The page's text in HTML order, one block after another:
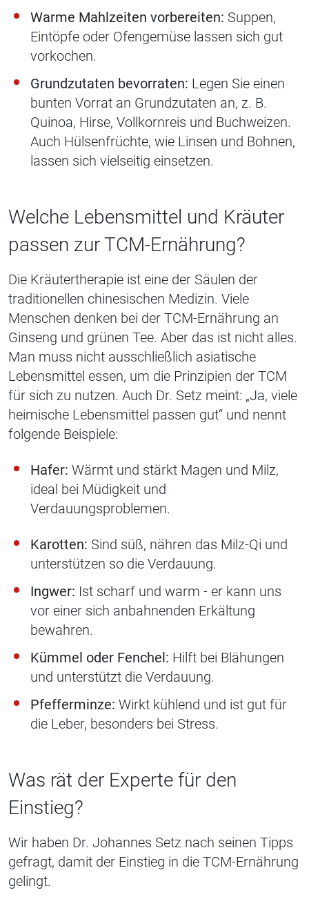
Warme Mahlzeiten vorbereiten: Suppen,
Eintöpfe oder Ofengemüse lassen sich gut
vorkochen.
Grundzutaten bevorraten: Legen Sie einen
bunten Vorrat an Grundzutaten an, z. B.
Quinoa, Hirse, Vollkornreis und Buchweizen.
Auch Hülsenfrüchte, wie Linsen und Bohnen,
lassen sich vielseitig einsetzen.
Welche Lebensmittel und Kräuter
passen zur TCM-Ernährung?
Die Kräutertherapie ist eine der Säulen der
traditionellen chinesischen Medizin. Viele
Menschen denken bei der TCM-Ernährung an
Ginseng und grünen Tee. Aber das ist nicht alles.
Man muss nicht ausschließlich asiatische
Lebensmittel essen, um die Prinzipien der TCM
für sich zu nutzen. Auch Dr. Setz meint: „Ja, viele
heimische Lebensmittel passen gut“ und nennt
folgende Beispiele:
Hafer: Wärmt und stärkt Magen und Milz,
ideal bei Müdigkeit und
Verdauungsproblemen.
Karotten: Sind süß, nähren das Milz-Qi und
unterstützen so die Verdauung.
Ingwer: Ist scharf und warm - er kann uns
vor einer sich anbahnenden Erkältung
bewahren.
Kümmel oder Fenchel: Hilft bei Blähungen
und unterstützt die Verdauung.
Pfefferminze: Wirkt kühlend und ist gut für
die Leber, besonders bei Stress.
Was rät der Experte für den
Einstieg?
Wir haben Dr. Johannes Setz nach seinen Tipps
gefragt, damit der Einstieg in die TCM-Ernährung
gelingt.